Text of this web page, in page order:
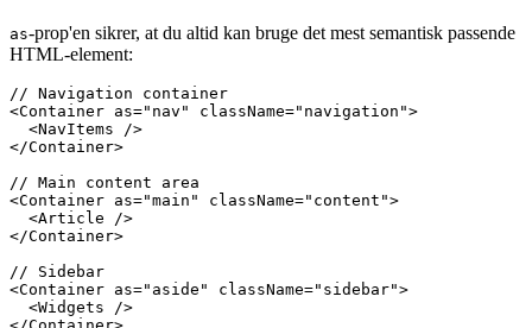
as-prop'en sikrer, at du altid kan bruge det mest semantisk passende
HTML-element:
// Navigation container
<Container as="nav" className="navigation">
  <
NavItems />
</Container>
// Main content area
<Container as="main" className="content">
  <
Article />
</Container>
// Sidebar
<Container as="aside" className="sidebar">
  <
Widgets />